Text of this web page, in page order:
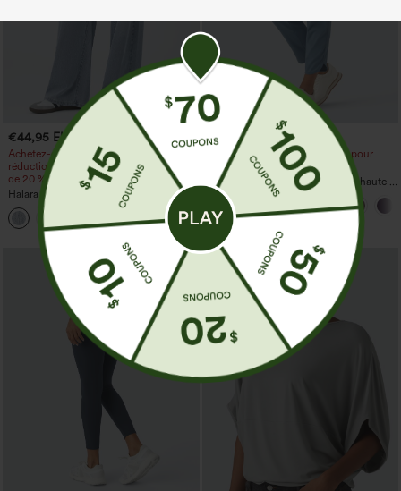
€44,95 EUR
Achetez-en 2 et bénéficiez de 10 % de
réduction | Achetez-en 3 et bénéficiez
de 20 % de réduction
Halara Flex™ Jeans délavés
décontractés, coupe baggy à jambe
large, taille basse asymétrique, poches
zippées
+5
€35,95 EUR
€40,95 EUR
Achetez-en 2 pour 52,62 €, 4 pour
105,24 €
Pantalon de golf fuselé taille mi-haute à
cordon, ourlet incurvé, séchage rapide,
avec poches — UPF40+